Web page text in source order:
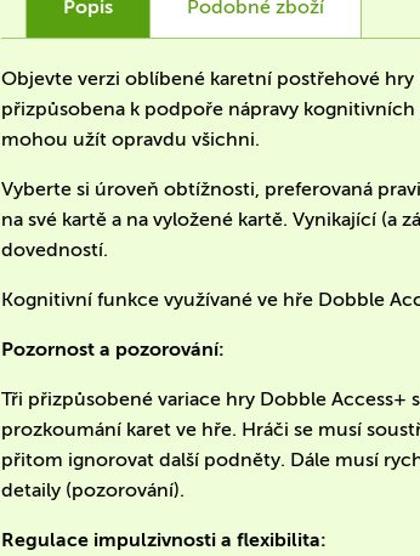
Popis Podobné zboží
Objevte verzi oblíbené karetní postřehové hry
přizpůsobena k podpoře nápravy
mohou užít opravdu všichni.
Vyberte si úroveň obtížnosti, preferovaná
na své kartě a na vyložené kartě. Vynikající (a
dovedností.
Kognitivní funkce využívané ve hře Dobble
Pozornost a pozorování:
Tři přizpůsobené variace hry Dobble
prozkoumání karet ve hře. Hráči se musí
přitom ignorovat další podněty. Dále musí
detaily (pozorování).
Regulace impulzivnosti a flexibilita: